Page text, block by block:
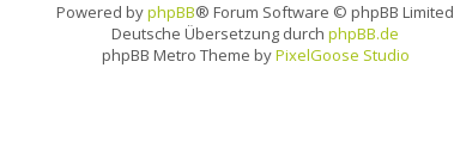
Powered byphpBB® Forum Software © phpBB Limited
Deutsche Übersetzung durch phpBB.de
phpBB Metro Theme byPixelGoose Studio